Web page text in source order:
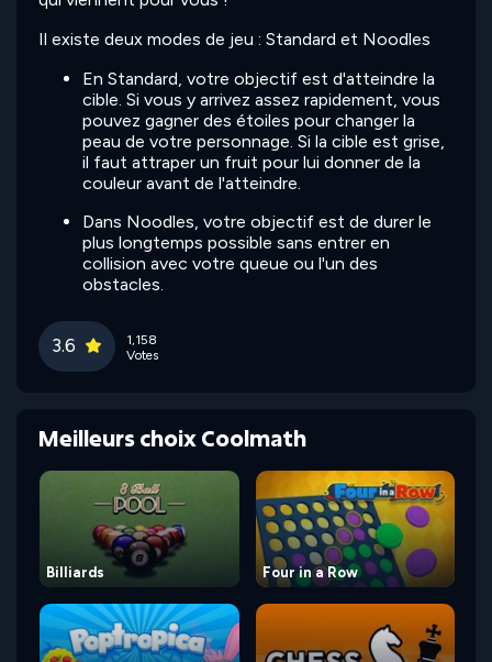
Il existe deux modes de jeu : Standard et Noodles
En Standard, votre objectif est d'atteindre la
cible. Si vous y arrivez assez rapidement, vous
pouvez gagner des étoiles pour changer la
peau de votre personnage. Si la cible est grise,
il faut attraper un fruit pour lui donner de la
couleur avant de l'atteindre.
Dans Noodles, votre objectif est de durer le
plus longtemps possible sans entrer en
collision avec votre queue ou l'un des
obstacles.
3.6
1,158
Votes
Meilleurs choix Coolmath
Billiards Four in a Row